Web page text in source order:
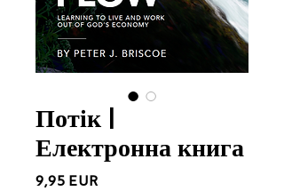
Потік |
Електронна книга
9,95 EURЦіна